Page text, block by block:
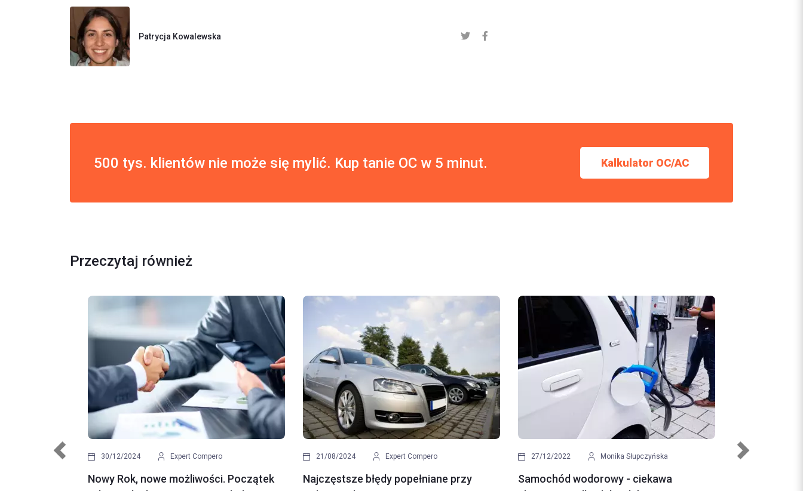
Patrycja Kowalewska
500 tys. klientów nie może się mylić. Kup tanie OC w 5 minut. Kalkulator OC/AC
Przeczytaj również
21/12/2022 Anna Buczkowska
Pierwszy samochód - kilka wskazówek
16/12/2022 Zuzanna Jóźwiak
Naklejka rejestracyjna - czy nadal jest
09/12/2022 Klaudia Malinowska
Holowanie motocykla - jak robić to
Previous Next